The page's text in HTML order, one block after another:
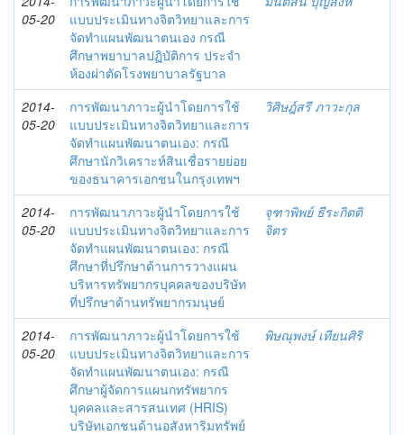
05-20
แบบประเมินทางจิตวิทยาและการ
จัดทำแผนพัฒนาตนเอง กรณี
ศึกษาพยาบาลปฏิบัติการ ประจำ
ห้องผ่าตัดโรงพยาบาลรัฐบาล
2014-
05-20
การพัฒนาภาวะผู้นำโดยการใช้
แบบประเมินทางจิตวิทยาและการ
จัดทำแผนพัฒนาตนเอง: กรณี
ศึกษานักวิเคราะห์สินเชื่อรายย่อย
ของธนาคารเอกชนในกรุงเทพฯ
วิศิษฎ์สรี ภาวะกุล
2014-
05-20
การพัฒนาภาวะผู้นำโดยการใช้
แบบประเมินทางจิตวิทยาและการ
จัดทำแผนพัฒนาตนเอง: กรณี
ศึกษาที่ปรึกษาด้านการวางแผน
บริหารทรัพยากรบุคคลของบริษัท
ที่ปรึกษาด้านทรัพยากรมนุษย์
จุฑาพิพย์ ธีระกิตติ
จิตร
2014-
05-20
การพัฒนาภาวะผู้นำโดยการใช้
แบบประเมินทางจิตวิทยาและการ
จัดทำแผนพัฒนาตนเอง: กรณี
ศึกษาผู้จัดการแผนกทรัพยากร
บุคคลและสารสนเทศ (HRIS)
บริษัทเอกชนด้านอสังหาริมทรัพย์
พิษณุพงษ์ เทียนศิริ